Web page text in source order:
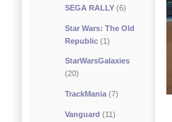
SEGA RALLY(6)
Star Wars: The Old
Republic(1)
StarWarsGalaxies
(20)
TrackMania(7)
Vanguard (11)